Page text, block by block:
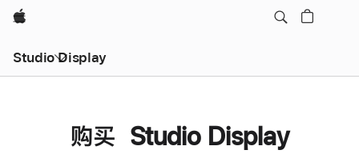
Apple
Studio Display
购买 Studio Display